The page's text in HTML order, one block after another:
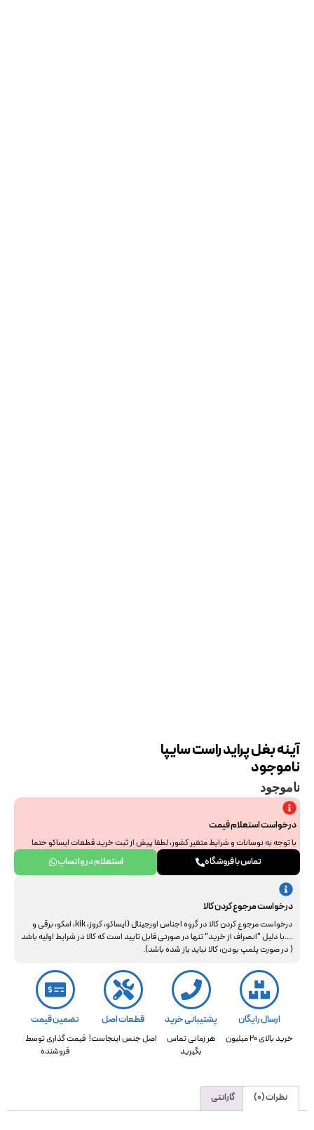
آینه بغل پراید راست سایپا
ناموجود
ناموجود
درخواست استعلام قیمت
با توجه به نوسانات و شرایط متغیر کشور، لطفا پیش از ثبت خرید قطعات ایساکو حتما
جهت استعلام نهایی با ما هماهنگ فرمایید. از همراهی و درک شما سپاسگزاریم.
تماس با فروشگاه استعلام در واتساپ
درخواست مرجوع کردن کالا
درخواست مرجوع کردن کالا در گروه اجناس اورجینال (ایساکو، کروز، kik، امکو، برقی و
....با دلیل "انصراف از خرید" تنها در صورتی قابل تایید است که کالا در شرایط اولیه باشد
( در صورت پلمپ بودن، کالا نباید باز شده باشد).
ارسال رایگان
خرید بالای 20 میلیون
پشتیبانی خرید
هر زمانی تماس
بگیرید
قطعات اصل
اصل جنس اینجاست!
تضمین قیمت
قیمت گذاری توسط
فروشنده
نظرات (0) گارانتی